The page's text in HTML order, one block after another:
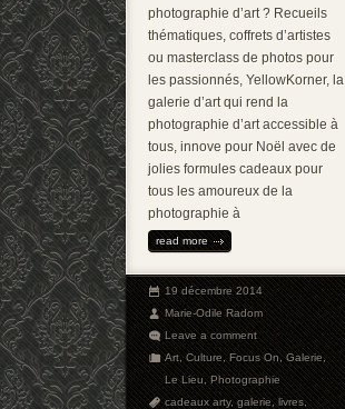
photographie d’art ? Recueils
thématiques, coffrets d’artistes
ou masterclass de photos pour
les passionnés, YellowKorner, la
galerie d’art qui rend la
photographie d’art accessible à
tous, innove pour Noël avec de
jolies formules cadeaux pour
tous les amoureux de la
photographie à
read more
19 décembre 2014
Marie-Odile Radom
Leave a comment
Art,Culture,Focus On,Galerie,
Le Lieu,Photographie
cadeaux arty,galerie,livres,